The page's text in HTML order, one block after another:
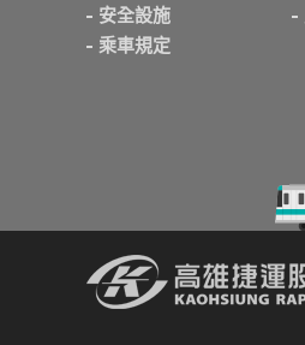
安全設施
乘車規定